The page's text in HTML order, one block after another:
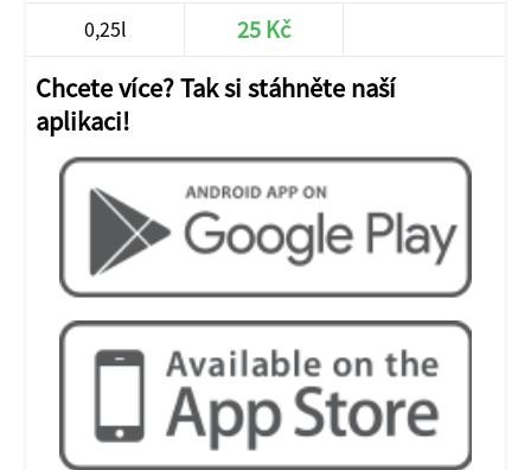
0,25l 25 Kč
Chcete více? Tak si stáhněte naší
aplikaci!